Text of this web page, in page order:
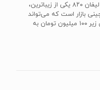
در کل همان‌طور که در ابتدا گفتیم، لیفان ۸۲۰ یکی از زیباترین،
بازار است که می‌تواند
به عنوان یک خودروی جادار خانوادگی زیر ۱۰۰ میلیون تومان به